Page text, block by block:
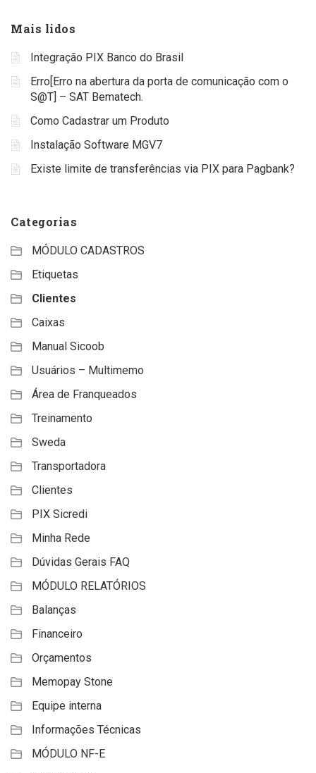
Mais lidos
Integração PIX Banco do Brasil
Erro[Erro na abertura da porta de comunicação com o
S@T] – SAT Bematech.
Como Cadastrar um Produto
Instalação Software MGV7
Existe limite de transferências via PIX para Pagbank?
Categorias
MÓDULO CADASTROS
Etiquetas
Clientes
Caixas
Manual Sicoob
Usuários – Multimemo
Área de Franqueados
Treinamento
Sweda
Transportadora
Clientes
PIX Sicredi
Minha Rede
Dúvidas Gerais FAQ
MÓDULO RELATÓRIOS
Balanças
Financeiro
Orçamentos
Memopay Stone
Equipe interna
Informações Técnicas
MÓDULO NF-E